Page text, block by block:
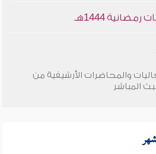
1444هـ
والمحاضرات الأرشيفية من
المباشر